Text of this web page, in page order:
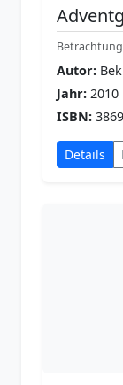
Autor:
Jahr: 2010
ISBN:
Details